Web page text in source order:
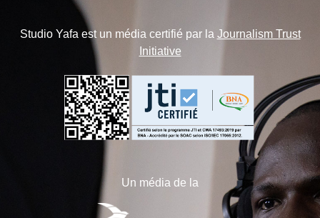
Studio Yafa est un média certifié par la Journalism Trust
Initiative
Un média de la